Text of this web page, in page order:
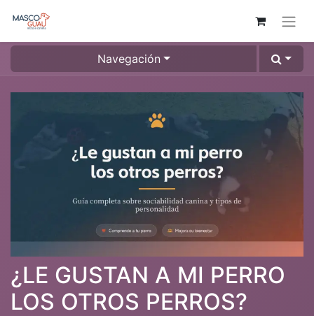
Navegación
¿LE GUSTAN A MI PERRO
LOS OTROS PERROS?